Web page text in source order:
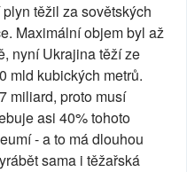
těžil za sovětských
Maximální objem byl až
nyní Ukrajina těží ze
mld kubických metrů.
miliard, proto musí
asi 40% tohoto
- a to má dlouhou
sama i těžařská